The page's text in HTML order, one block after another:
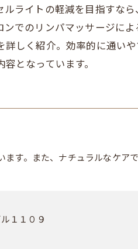
ライトの軽減を目指すな
でのリンパマッサージに
しく紹介。効率的に通い
となっています。
す。また、ナチュラルなケア
１１０９